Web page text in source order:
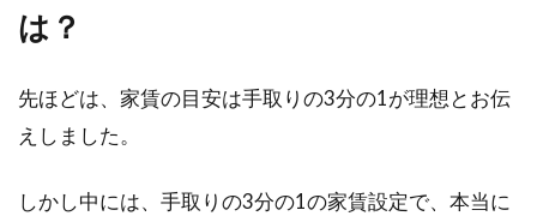
1LDKで二人暮らしするときの家賃目
れくらいなのでしょうか。また、家賃や生活費
は？
先ほどは、家賃の目安は手取りの3分の1が理想とお伝
えしました。
しかし中には、手取りの3分の1の家賃設定で、本当に